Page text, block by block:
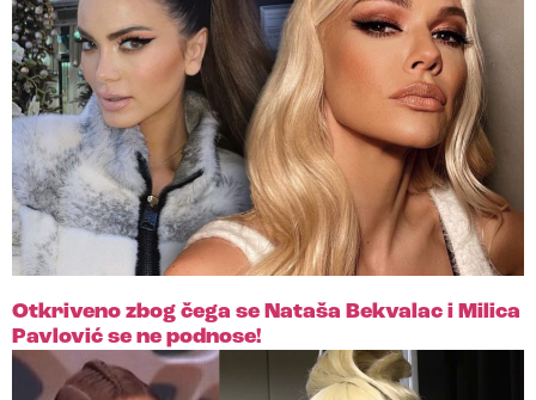
Otkriveno zbog čega se Nataša Bekvalac i Milica
Pavlović se ne podnose!